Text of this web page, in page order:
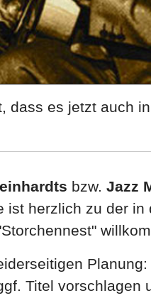
dass es jetzt auch
bzw.Jazz
ist herzlich zu der in
Titel vorschlagen